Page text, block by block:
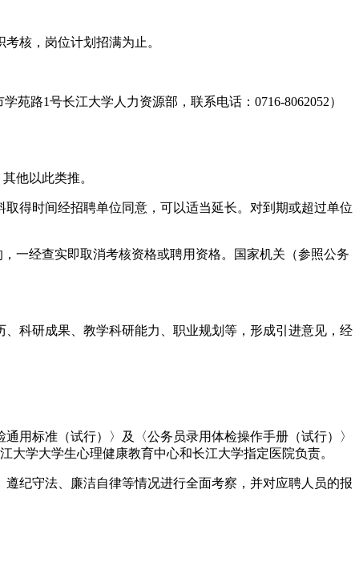
核，岗位计划招满为止。
苑路1号长江大学人力资源部，联系电话：0716-8062052）
他以此类推。
得时间经招聘单位同意，可以适当延长。对到期或超过单位
一经查实即取消考核资格或聘用资格。国家机关（参照公务
科研成果、教学科研能力、职业规划等，形成引进意见，经
用标准（试行）〉及〈公务员录用体检操作手册（试行）〉
学大学生心理健康教育中心和长江大学指定医院负责。
纪守法、廉洁自律等情况进行全面考察，并对应聘人员的报